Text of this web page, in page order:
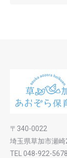
〒340-0022
埼玉県草加市瀬崎
TEL 048-922-5678